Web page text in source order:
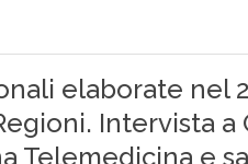
elaborate nel
Intervista
Telemedicina e